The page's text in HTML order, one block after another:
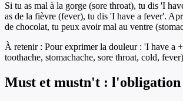
Si tu as mal à la gorge (sore throat), tu dis 'I
as de la fièvre (fever), tu dis 'I have a fever'.
de chocolat, tu peux avoir mal au ventre
À retenir : Pour exprimer la douleur : 'I have a
toothache, stomachache, sore throat, cold,
Must et mustn't : l'obligation